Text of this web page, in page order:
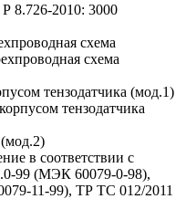
8.726-2010: 3000
схема
схема
тензодатчика (мод.1)
тензодатчика
в соответствии с
99 (МЭК 60079-0-98),
11-99), ТР ТС 012/2011